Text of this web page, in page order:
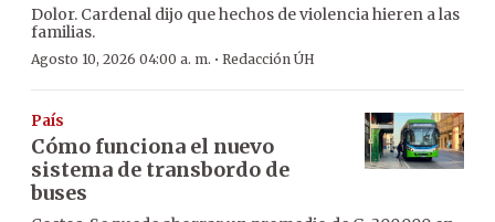
Dolor. Cardenal dijo que hechos de violencia hieren a las
familias.
Agosto 10, 2026 04:00 a. m. · Redacción ÚH
País
Cómo funciona el nuevo
sistema de transbordo de
buses